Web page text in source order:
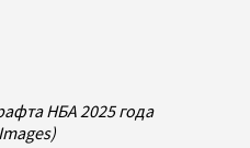
НБА 2025 года